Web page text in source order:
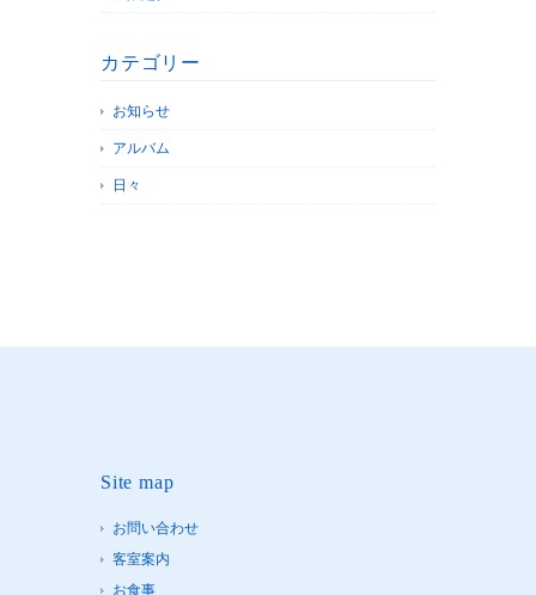
カテゴリー
お知らせ
アルバム
日々
Site map
お問い合わせ
客室案内
お食事